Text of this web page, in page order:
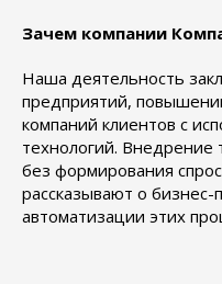
Зачем компании
Наша деятельность
предприятий,
компаний клиентов с
технологий. Внедрение
без формирования
рассказывают о
автоматизации этих